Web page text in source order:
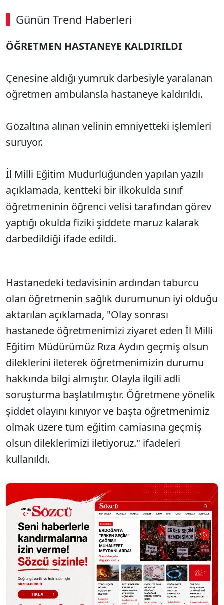
Günün Trend Haberleri
ÖĞRETMEN HASTANEYE KALDIRILDI
Çenesine aldığı yumruk darbesiyle yaralanan
öğretmen ambulansla hastaneye kaldırıldı.
Gözaltına alınan velinin emniyetteki işlemleri
sürüyor.
İl Milli Eğitim Müdürlüğünden yapılan yazılı
açıklamada, kentteki bir ilkokulda sınıf
öğretmeninin öğrenci velisi tarafından görev
yaptığı okulda fiziki şiddete maruz kalarak
darbedildiği ifade edildi.
Hastanedeki tedavisinin ardından taburcu
olan öğretmenin sağlık durumunun iyi olduğu
aktarılan açıklamada, "Olay sonrası
hastanede öğretmenimizi ziyaret eden İl Milli
Eğitim Müdürümüz Rıza Aydın geçmiş olsun
dileklerini ileterek öğretmenimizin durumu
hakkında bilgi almıştır. Olayla ilgili adli
soruşturma başlatılmıştır. Öğretmene yönelik
şiddet olayını kınıyor ve başta öğretmenimiz
olmak üzere tüm eğitim camiasına geçmiş
olsun dileklerimizi iletiyoruz." ifadeleri
kullanıldı.